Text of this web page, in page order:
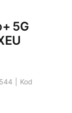
5G
| Kod